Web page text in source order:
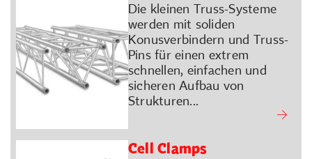
Die kleinen Truss-Systeme
werden mit soliden
Konusverbindern und Truss-
Pins für einen extrem
schnellen, einfachen und
sicheren Aufbau von
Strukturen...
Cell Clamps